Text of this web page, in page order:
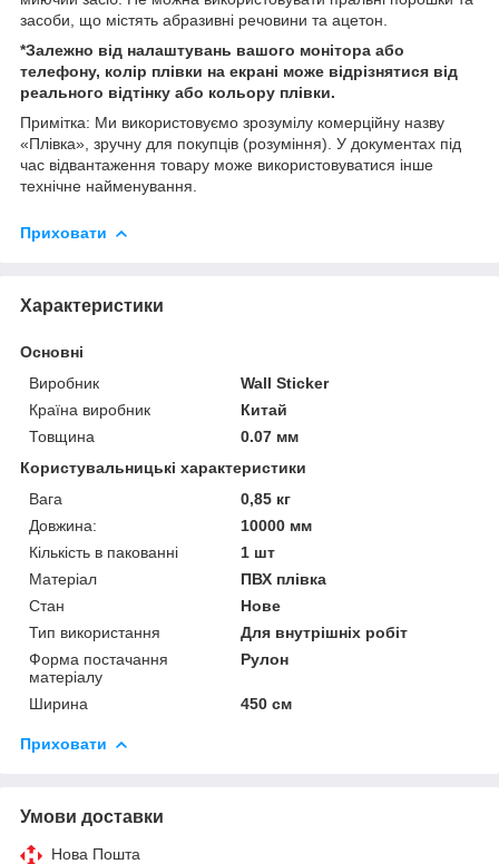
засоби, що містять абразивні речовини та ацетон.
*Залежно від налаштувань вашого монітора або
телефону, колір плівки на екрані може відрізнятися від
реального відтінку або кольору плівки.
Примітка: Ми використовуємо зрозумілу комерційну назву
«Плівка», зручну для покупців (розуміння). У документах під
час відвантаження товару може використовуватися інше
технічне найменування.
Приховати
Характеристики
Основні
Виробник
Wall Sticker
Країна виробник
Китай
Товщина
0.07 мм
Користувальницькі характеристики
Вага
0,85 кг
Довжина:
10000 мм
Кількість в пакованні
1 шт
Матеріал
ПВХ плівка
Стан
Нове
Тип використання
Для внутрішніх робіт
Форма постачання
матеріалу
Рулон
Ширина 450 см
Приховати
Умови доставки
Нова Пошта